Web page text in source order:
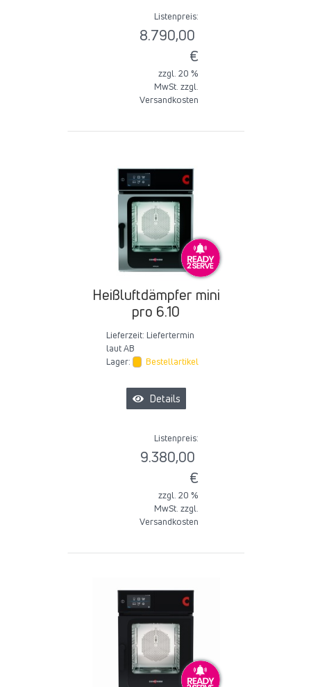
Listenpreis:
8.790,00
€
zzgl. 20 %
MwSt. zzgl.
Versandkosten
Heißluftdämpfer mini
pro 6.10
Lieferzeit: Liefertermin
laut AB
Lager:
Bestellartikel
Details
Listenpreis:
9.380,00
€
zzgl. 20 %
MwSt. zzgl.
Versandkosten